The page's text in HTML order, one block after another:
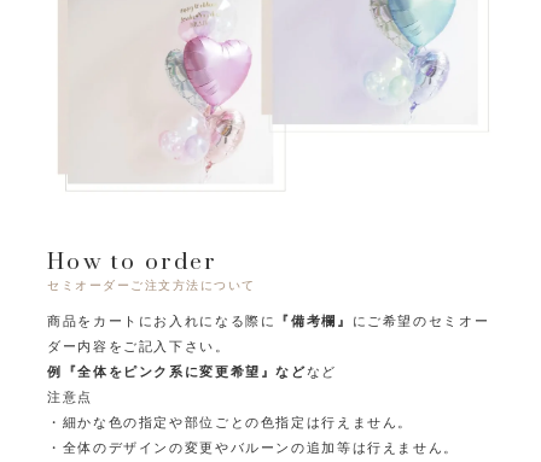
How to order
セミオーダーご注文方法について
商品をカートにお入れになる際に 『備考欄』
にご希望のセミオー
ダー内容をご記入下さい。
例『全体をピンク系に変更希望』などなど
注意点
・細かな色の指定や部位ごとの色指定は行えません。
・全体のデザインの変更やバルーンの追加等は行えません。